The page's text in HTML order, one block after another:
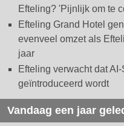
Efteling? 'Pijnlijk om te
Efteling Grand Hotel
evenveel omzet als
jaar
Efteling verwacht dat
geïntroduceerd wordt
Vandaag een jaar